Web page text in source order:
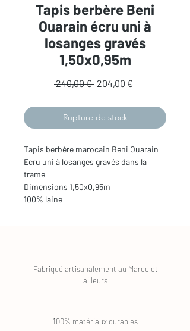
Tapis berbère Beni
Ouarain écru uni à
losanges gravés
1,50x0,95m
240,00 € Prix
204,00 €
Rupture de stock
Tapis berbère marocain Beni Ouarain
Ecru uni à losanges gravés dans la
trame
Dimensions 1,50x0,95m
100% laine
Fabriqué artisanalement au Maroc et
ailleurs
100% matériaux durables